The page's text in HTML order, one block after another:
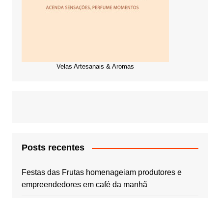
Velas Artesanais & Aromas
Posts recentes
Festas das Frutas homenageiam produtores e
empreendedores em café da manhã